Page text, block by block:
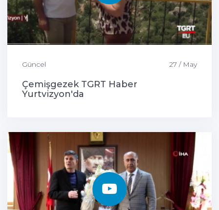
Güncel 27 / May
Çemişgezek TGRT Haber
Yurtvizyon'da